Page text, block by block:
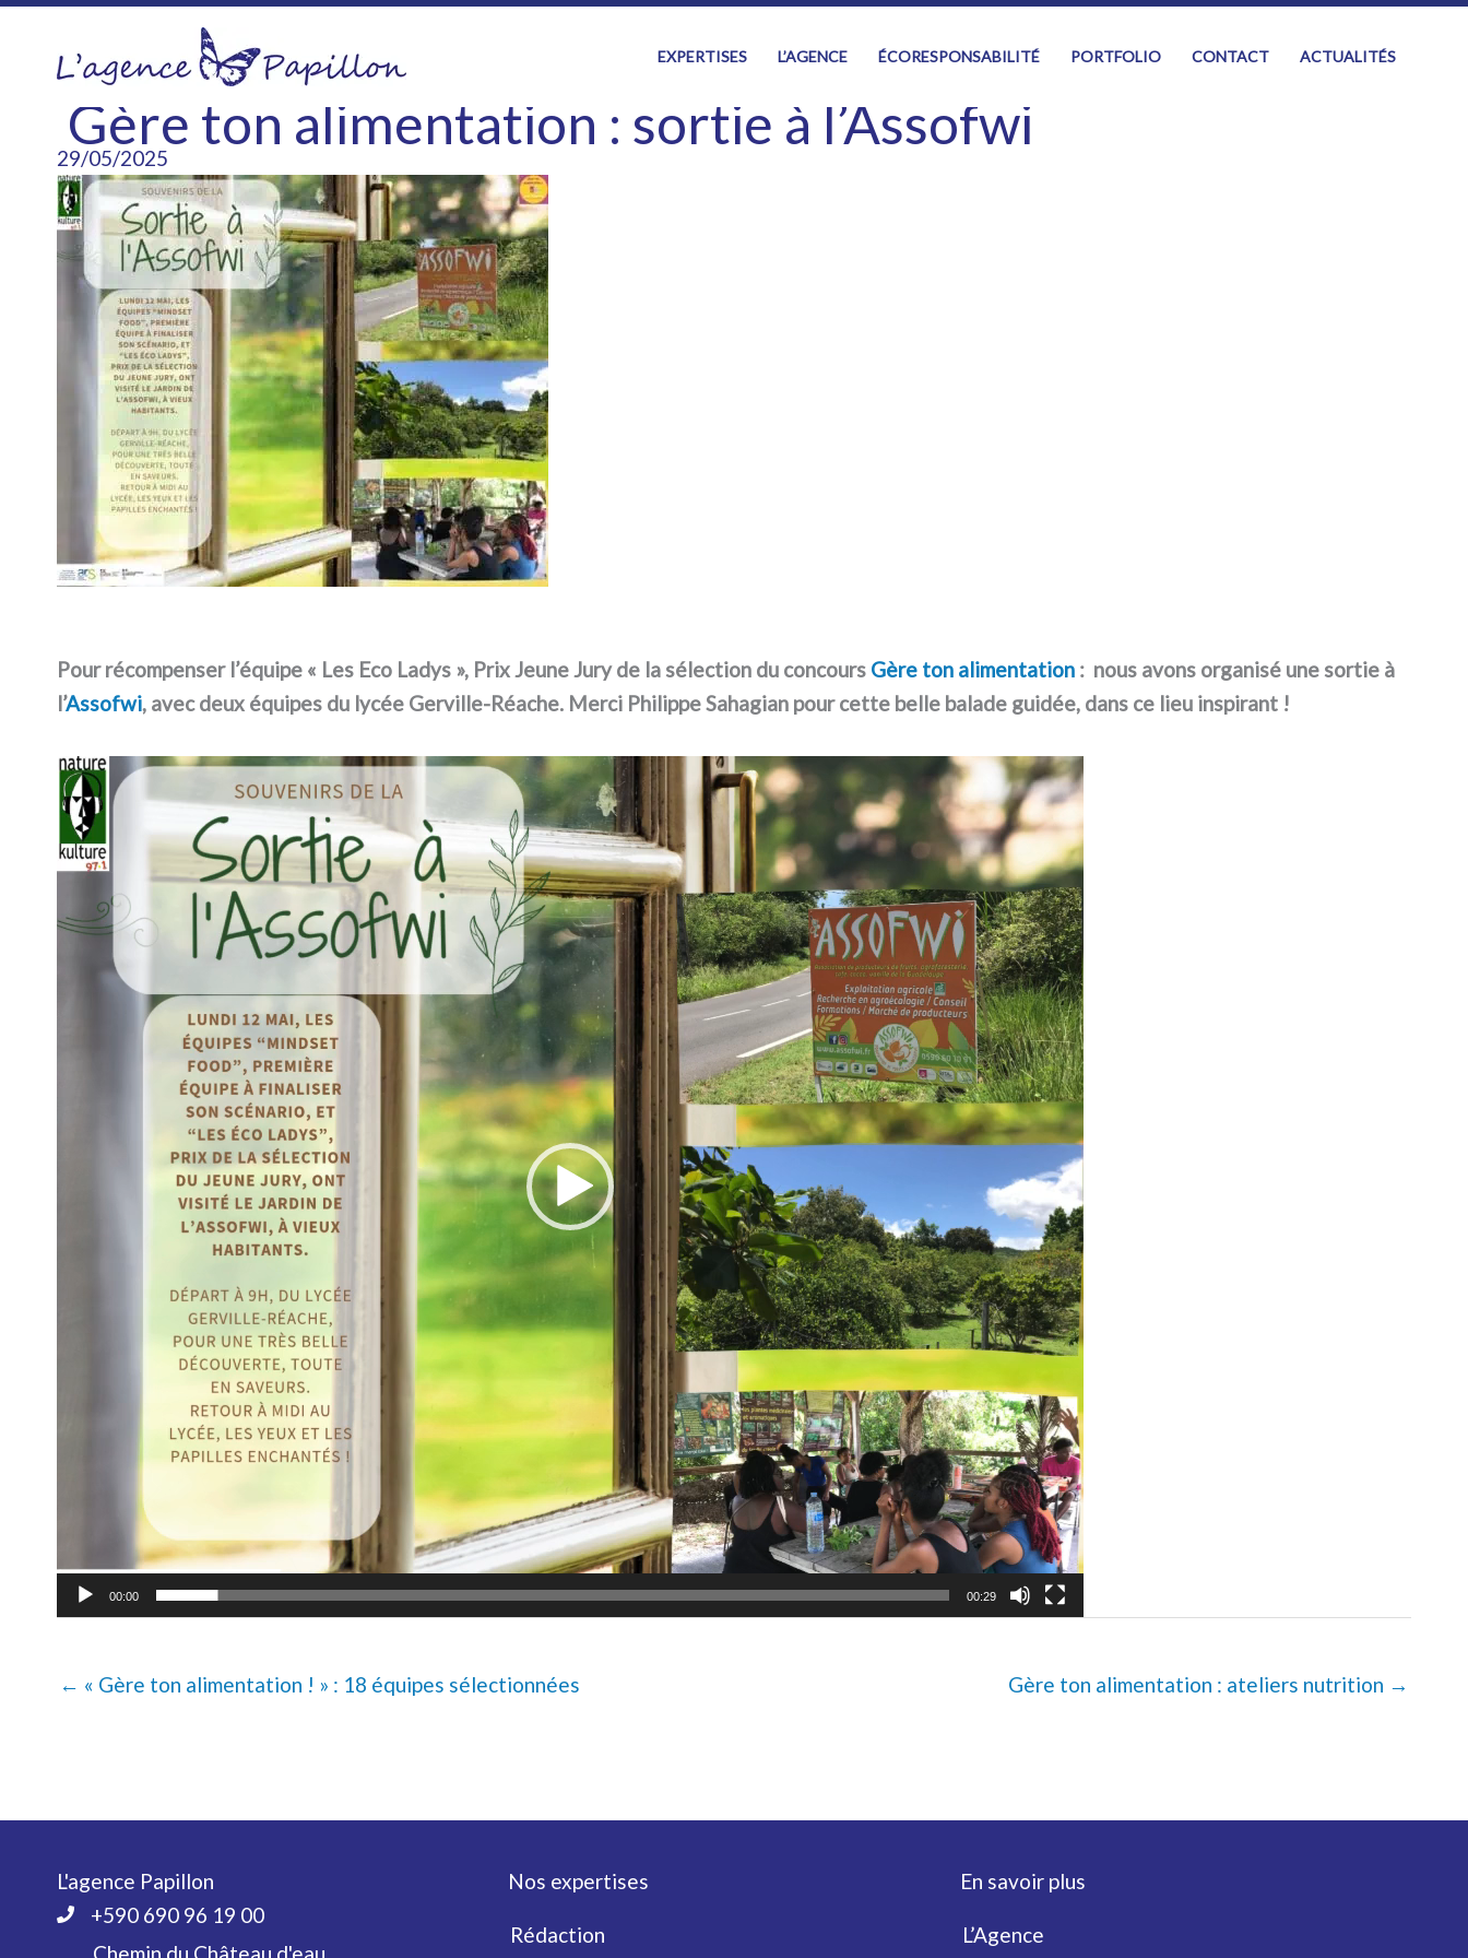
EXPERTISES L’AGENCE ÉCORESPONSABILITÉ PORTFOLIO CONTACT ACTUALITÉS
Gère ton alimentation : sortie à l’Assofwi
29/05/2025
Pour récompenser l’équipe « Les Eco Ladys », Prix Jeune Jury de la sélection du concours Gère ton alimentation : nous avons organisé une sortie à
l’Assofwi, avec deux équipes du lycée Gerville-Réache. Merci Philippe Sahagian pour cette belle balade guidée, dans ce lieu inspirant !
Lecteur
vidéo
00:00 00:29
← « Gère ton alimentation ! » : 18 équipes sélectionnées Gère ton alimentation : ateliers nutrition →
L'agence Papillon
+590 690 96 19 00
Chemin du Château d'eau
Nos expertises
Rédaction
En savoir plus
L’Agence